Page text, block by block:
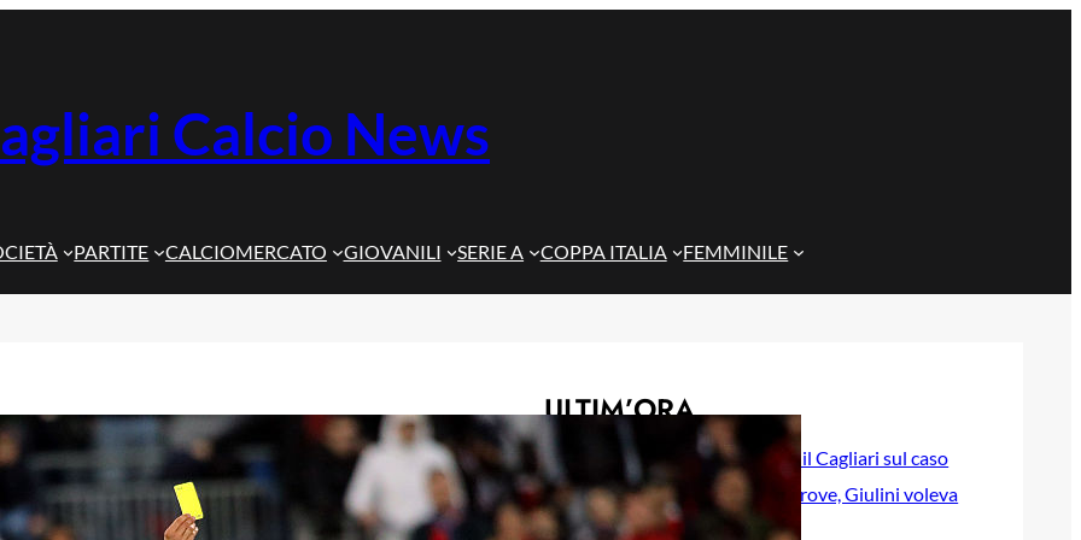
Calcio News
PARTITE CALCIOMERCATO GIOVANILI SERIE A COPPA ITALIA FEMMINILE
ULTIM’ORA
Corona attacca il Cagliari sul caso
Esposito: “Ho prove, Giulini voleva
ingannare i tifosi”